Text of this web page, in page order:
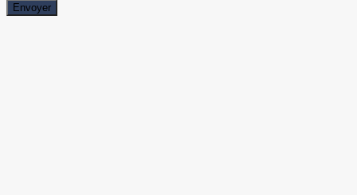
Envoyer